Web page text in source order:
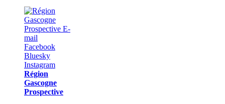
Région
Gascogne
Prospective